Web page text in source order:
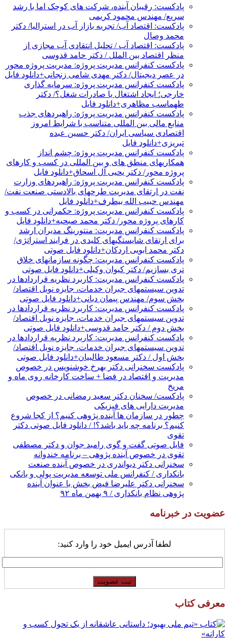
پادکست: رقیبان آینده، شرکت های کوچک اما با رشد
سریع/ مهندس محمود کریمی
پادکست: اقتصاد آب/ تجربه بازار آب در استرالیا/ دکتر
محمد وصال
پادکست: اقتصاد آب / تحلیل انتقادی آب مجازی از
منظر اقتصاد بین الملل / دکتر حامد قدوسی
پادکست کنفرانس مدیریت پروژه: مدیریت پروژه محور
در عصر دیجیتال/ دکتر مهدی شامی زنجانی+دانلود فایل
پادکست کنفرانس مدیریت پروژه: سرمایه گذاری
خارجی؛ ایجاد اشتغال یا صادرات شغل؟/ دکتر
طهماسب مظاهری+دانلود فایل
پادکست کنفرانس مدیریت پروژه: راهبردهای جذب
منابع مالی بین المللی متناسب با شرایط امروز
اقتصادی سیاسی ایران/ دکتر حسین عبده
تبریزی+دانلود فایل
پادکست کنفرانس مدیریت پروژه: چشم انداز
همکاریهای منطق های و بین المللی در کسب و کارهای
پروژه محور/ دکتر یحیی آل اسحاق+دانلود فایل
پادکست کنفرانس مدیریت پروژه: راهبردهای وزارت
نفت در ارتقای مدیریت طرحهای بالادستی صنعت نفت/
مهندس حبیب الله بیطرف+دانلود فایل
پادکست کنفرانس مدیریت پروژه: حکمرانی در کسب و
کارهای پروژه محور/ دکتر محمد صبحیه+دانلود فایل
پادکست کنفرانس مدیریت: منتورینگ مدیران ارشد
برای ارتقای شایستگیهای کلیدی در فرایند استراتژی/
دکتر محمد ابویی اردکان+دانلود فایل صوتی
پادکست کنفرانس مدیریت: چگونه سازمانهای خلاق
تری بسازیم/ دکتر کیوان وکیلی+دانلود فایل صوتی
پادکست کنفرانس مدیریت: کاربرد نظریه قراردادها در
تدوین سیستمهای جبران خدمات، جایزه نوبل اقتصاد/
بخش سوم/ مهندس پیمان دیانی+دانلود فایل صوتی
پادکست کنفرانس مدیریت: کاربرد نظریه قراردادها در
تدوین سیستمهای جبران خدمات، جایزه نوبل اقتصاد/
بخش دوم / دکتر حامد قدوسی+دانلود فایل صوتی
پادکست کنفرانس مدیریت: کاربرد نظریه قراردادها در
تدوین سیستمهای جبران خدمات، جایزه نوبل اقتصاد/
بخش اول / دکتر مسعود طالبیان+دانلود فایل صوتی
پادکست سخنرانی دکتر بهرخ خوشنویس در خصوص
مدیریت و اقتصاد در فضا + ساخت کارخانه روی ماه و
مریخ
پادکست/ سخنان دکتر سعید رمضانی در خصوص
مدیریت دارایی های فیزیکی
چطور در سازمان ها آینده پژوهی کنیم؟ از کجا شروع
کنیم؟ برنامه چه باید باشد؟! / دانلود فایل صوتی دکتر
تقوی
فایل صوتی گفت و گوی رامبد جوان و دکتر مصطفی
تقوی در خصوص آینده پژوهی – برنامه خندوانه
سخنرانی دکتر دیواندری در خصوص آینده صنعت
بانکداری / کنفرانس ملی توسعه مدیریت پولی و بانکی
سخنرانی دکتر علیرضا فیض بخش با عنوان آینده
پژوهی نظام بانکداری / ۹ بهمن ماه ۹۲
عضویت در خبرنامه
لطفا آدرس ایمیل خود را وارد کنید:
معرفی کتاب